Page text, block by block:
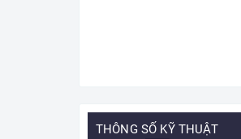
THÔNG SỐ KỸ THUẬT